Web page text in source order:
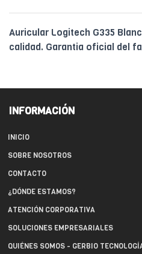
Auricular Logitech G335
calidad. Garantia oficial del
INFORMACIÓN
INICIO
SOBRE NOSOTROS
CONTACTO
¿DÓNDE ESTAMOS?
ATENCIÓN CORPORATIVA
SOLUCIONES EMPRESARIALES
QUIÉNES SOMOS - GERBIO